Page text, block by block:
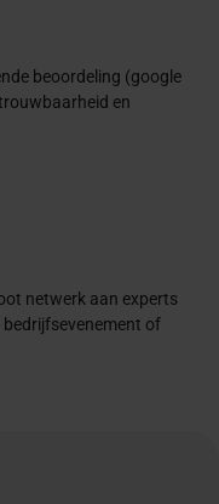
beoordeling (google
en
netwerk aan experts
of